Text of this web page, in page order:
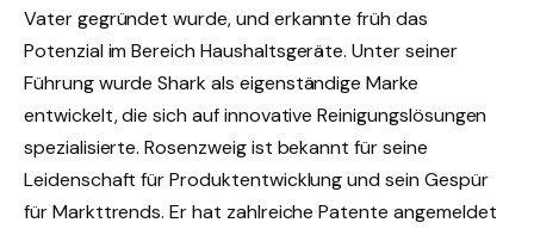
Vater gegründet wurde, und erkannte früh das
Potenzial im Bereich Haushaltsgeräte. Unter seiner
Führung wurde Shark als eigenständige Marke
entwickelt, die sich auf innovative Reinigungslösungen
spezialisierte. Rosenzweig ist bekannt für seine
Leidenschaft für Produktentwicklung und sein Gespür
für Markttrends. Er hat zahlreiche Patente angemeldet